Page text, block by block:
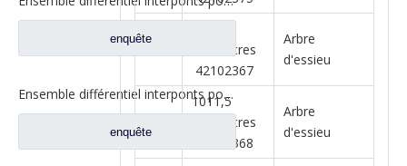
enquête
Ensemble différentiel interponts pour Prats de rechange de camion Faw Jiefang A6E 2507057-A6E/A
enquête
millimètres
42102367
Arbre
d'essieu
1011,5
millimètres
42102368
Arbre
d'essieu